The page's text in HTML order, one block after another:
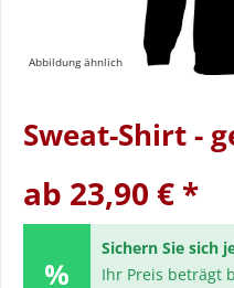
Abbildung ähnlich
Sweat-Shirt -
ab 23,90 € *
Sichern Sie sich
Ihr Preis beträgt